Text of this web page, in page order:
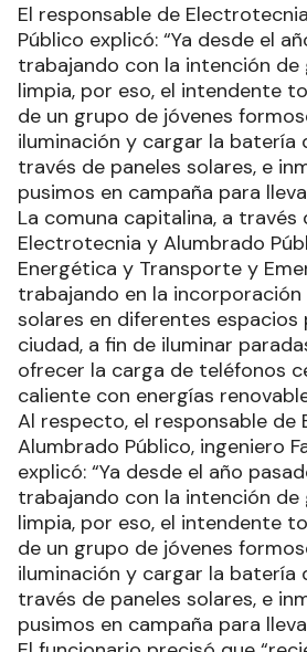
El responsable de
Público explicó: “Ya desde el
trabajando con la intención de
limpia, por eso, el intendente
de un grupo de jóvenes
iluminación y cargar la batería
través de paneles solares, e
pusimos en campaña para
La comuna capitalina, a través
Electrotecnia y Alumbrado
Energética y Transporte y
trabajando en la incorporación
solares en diferentes espacios
ciudad, a fin de iluminar
ofrecer la carga de teléfonos
caliente con energías
Al respecto, el responsable de
Alumbrado Público, ingeniero
explicó: “Ya desde el año
trabajando con la intención de
limpia, por eso, el intendente
de un grupo de jóvenes
iluminación y cargar la batería
través de paneles solares, e
pusimos en campaña para